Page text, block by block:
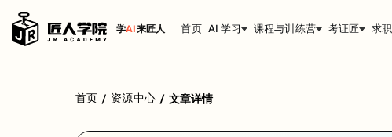
学AI来匠人 首页 AI 学习 课程与训练营 考证匠 求
首页 / 资源中心 / 文章详情